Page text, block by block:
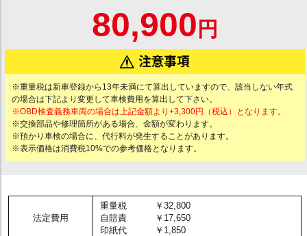
80,900 円
※重量税は新車登録から13年未満にて算出していますので、該当しない年式
の場合は下記より変更して車検費用を算出して下さい。
※OBD検査義務車両の場合は上記金額より+3,300円（税込）となります。
※交換部品や修理箇所がある場合、金額が変わります。
※預かり車検の場合に、代行料が発生することがあります。
※表示価格は消費税10%での参考価格となります。
法定費用
重量税
￥32,800
自賠責
￥17,650
印紙代
￥1,850